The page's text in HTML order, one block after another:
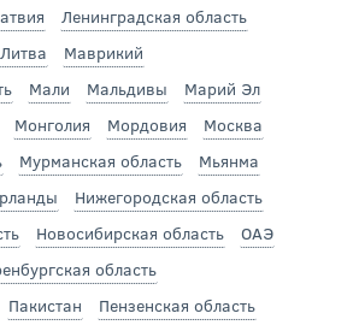
Ленинградская область
Литва
Маврикий
Мали Мальдивы
Марий Эл
Монголия Мордовия
Москва
Мурманская область
Мьянма
Нижегородская область
Новосибирская область
ОАЭ
область
Пакистан
Пензенская область